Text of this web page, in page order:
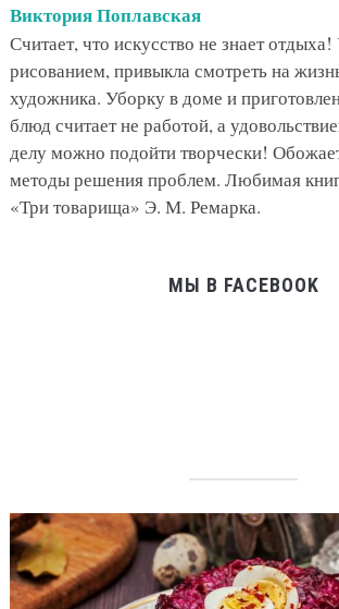
Виктория Поплавская
Считает, что искусство не знает отдыха!
рисованием, привыкла смотреть на
художника. Уборку в доме и
блюд считает не работой, а
делу можно подойти творчески!
методы решения проблем. Любимая
«Три товарища» Э. М. Ремарка.
МЫ В FACEBOOK